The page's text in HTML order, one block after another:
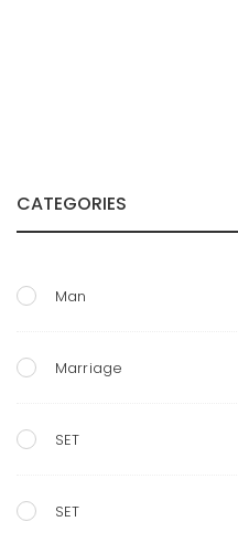
CATEGORIES
Man
Marriage
SET
SET